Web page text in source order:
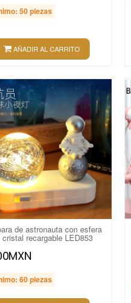
50 piezas
AÑADIR AL CARRITO
de astronauta con esfera
cristal recargable LED853
60 piezas